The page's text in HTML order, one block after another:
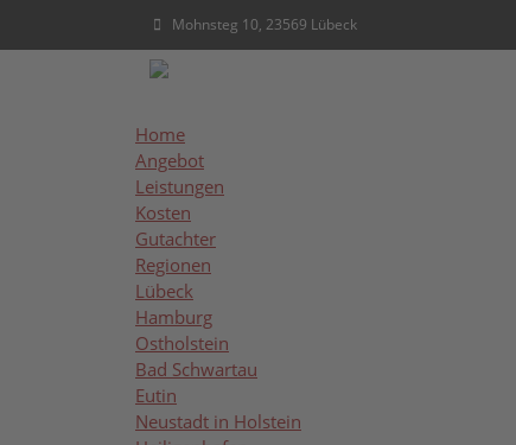
Mohnsteg 10, 23569 Lübeck
Navigation überspringen
Home
Angebot
Leistungen
Kosten
Gutachter
Regionen
Lübeck
Hamburg
Ostholstein
Bad Schwartau
Eutin
Neustadt in Holstein